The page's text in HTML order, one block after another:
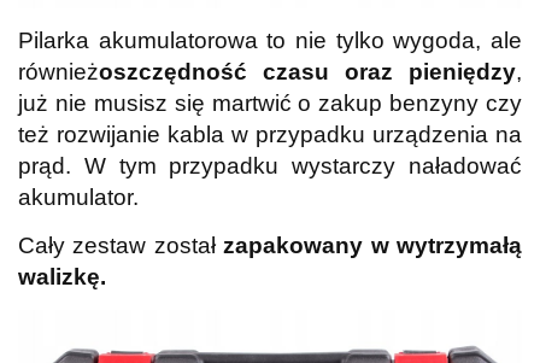
Pilarka akumulatorowa to nie tylko wygoda, ale
równieżoszczędność czasu oraz pieniędzy,
już nie musisz się martwić o zakup benzyny czy
też rozwijanie kabla w przypadku urządzenia na
prąd. W tym przypadku wystarczy naładować
akumulator.
Cały zestaw zostałzapakowany w wytrzymałą
walizkę.